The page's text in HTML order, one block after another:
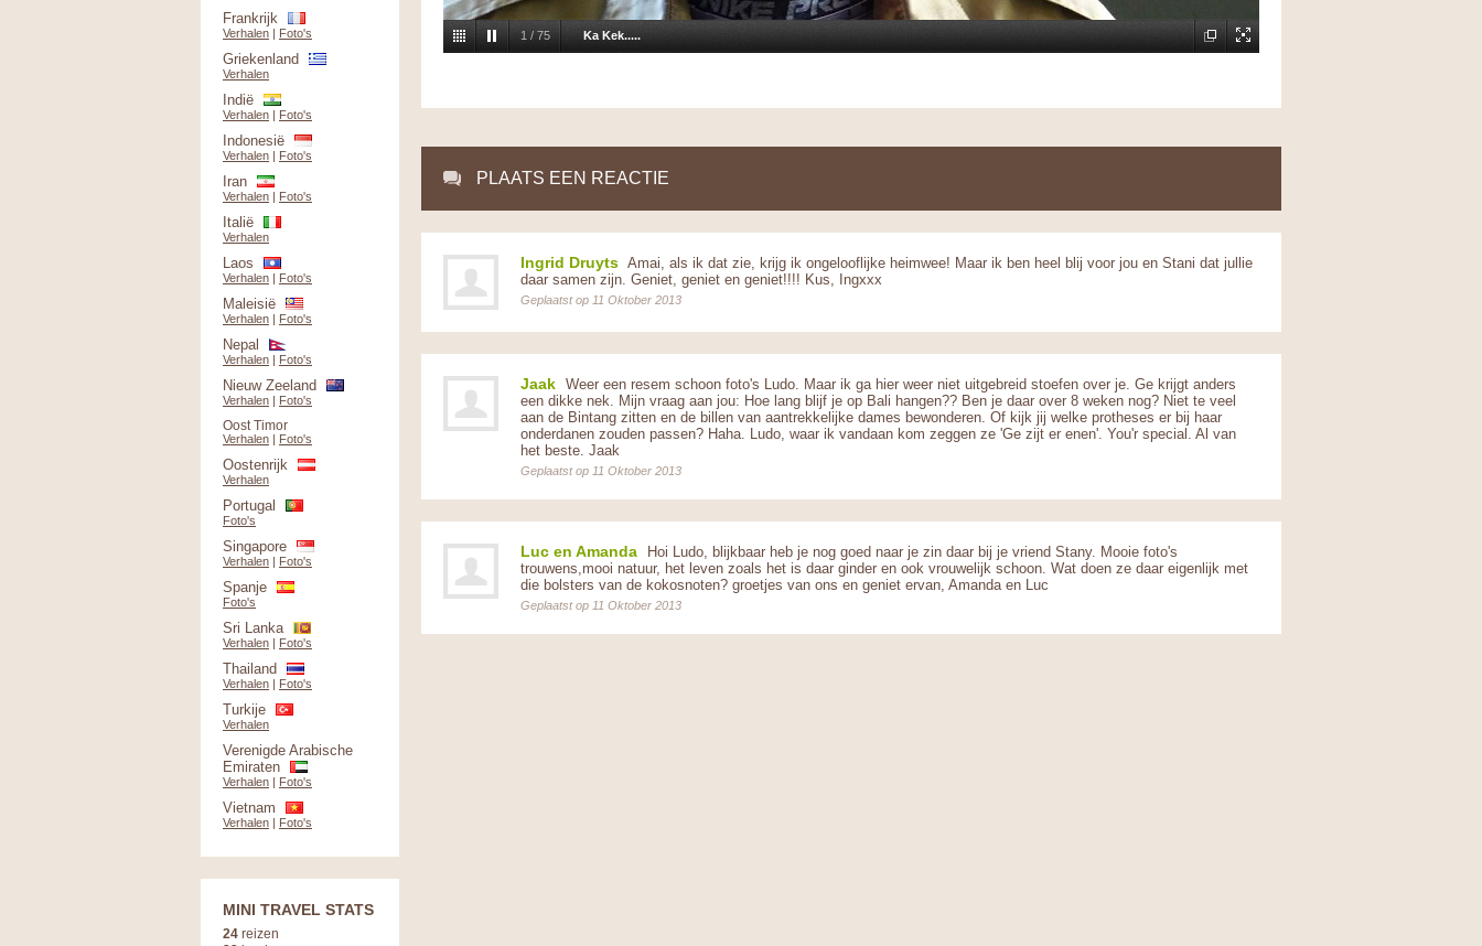
1 / 75 Ka Kek.....
PLAATS EEN REACTIE
Ingrid Druyts Amai, als ik dat zie, krijg ik ongelooflijke heimwee! Maar ik ben heel blij voor jou en Stani dat jullie
daar samen zijn. Geniet, geniet en geniet!!!! Kus, Ingxxx
Geplaatst op 11 Oktober 2013
Jaak Weer een resem schoon foto's Ludo. Maar ik ga hier weer niet uitgebreid stoefen over je. Ge krijgt anders
een dikke nek. Mijn vraag aan jou: Hoe lang blijf je op Bali hangen?? Ben je daar over 8 weken nog? Niet te veel
aan de Bintang zitten en de billen van aantrekkelijke dames bewonderen. Of kijk jij welke protheses er bij haar
onderdanen zouden passen? Haha. Ludo, waar ik vandaan kom zeggen ze 'Ge zijt er enen'. You'r special. Al van
het beste. Jaak
Geplaatst op 11 Oktober 2013
Luc en Amanda
Hoi Ludo, blijkbaar heb je nog goed naar je zin daar bij je vriend Stany. Mooie foto's
trouwens,mooi natuur, het leven zoals het is daar ginder en ook vrouwelijk schoon. Wat doen ze daar eigenlijk met
die bolsters van de kokosnoten? groetjes van ons en geniet ervan, Amanda en Luc
Geplaatst op 11 Oktober 2013
Frankrijk
Verhalen | Foto's
Griekenland
Verhalen
Indië
Verhalen | Foto's
Indonesië
Verhalen | Foto's
Iran
Verhalen | Foto's
Italië
Verhalen
Laos
Verhalen | Foto's
Maleisië
Verhalen | Foto's
Nepal
Verhalen | Foto's
Nieuw Zeeland
Verhalen | Foto's
Oost Timor
Verhalen | Foto's
Oostenrijk
Verhalen
Portugal
Foto's
Singapore
Verhalen | Foto's
Spanje
Foto's
Sri Lanka
Verhalen | Foto's
Thailand
Verhalen | Foto's
Turkije
Verhalen
Verenigde Arabische
Emiraten
Verhalen | Foto's
Vietnam
Verhalen | Foto's
MINI TRAVEL STATS
24 reizen